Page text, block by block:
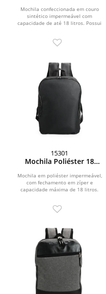
Mochila confeccionada em couro
sintético impermeável com
capacidade de até 18 litros. Possui
15301
Mochila Poliéster 18
Mochila em poliéster impermeável,
com fechamento em zíper e
capacidade máxima de 18 litros.